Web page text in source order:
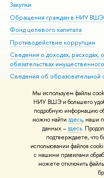
Мы используем файлы
НИУ ВШЭ и большего
подробную информацию
можно найти здесь, наши
данных –здесь.
подтверждаете, что
использовании файлов
с нашими правилами
можете отключить
Закупки
Обращения граждан в НИУ ВШЭ
Фонд целевого капитала
Противодействие коррупции
Сведения о доходах, расходах,
обязательствах
Сведения об образовательной
Людям с ограниченными
Единая платежная страница
Работа в Вышке
© НИУ ВШЭ 1993–2026 Адреса
материалов Политика
Шрифты HSE Sans и HSE Slab